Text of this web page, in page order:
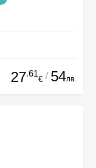
27.61
€ / 54лв.